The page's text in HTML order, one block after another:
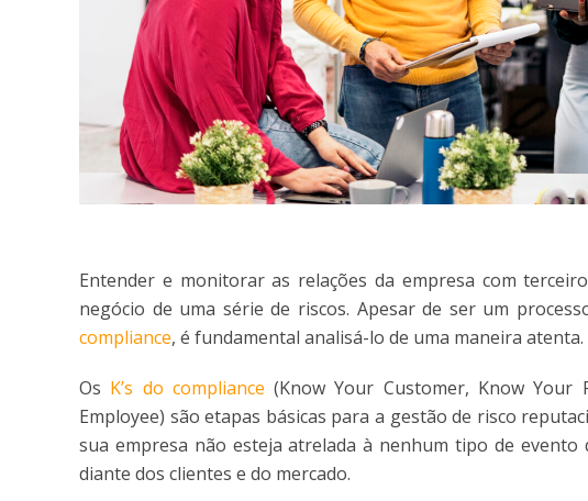
Entender e monitorar as relações da empresa com
negócio de uma série de riscos. Apesar de ser um
compliance, é fundamental analisá-lo de uma maneira atenta.
Os K’s do compliance(Know Your Customer, Know Your
Employee) são etapas básicas para a gestão de risco
sua empresa não esteja atrelada à nenhum tipo de
diante dos clientes e do mercado.